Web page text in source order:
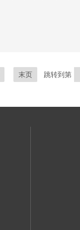
末页 跳转到第